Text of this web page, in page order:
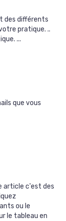
des différents
pratique. ..
...
que vous
article c'est des
ou le
le tableau en